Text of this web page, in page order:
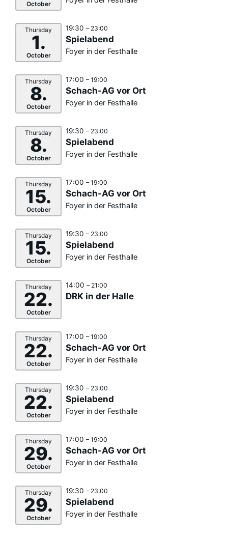
October
Thursday
1.
October
19:30 – 23:00
Spielabend
Foyer in der Festhalle
Thursday
8.
October
17:00 – 19:00
Schach-AG vor Ort
Foyer in der Festhalle
Thursday
8.
October
19:30 – 23:00
Spielabend
Foyer in der Festhalle
Thursday
15.
October
17:00 – 19:00
Schach-AG vor Ort
Foyer in der Festhalle
Thursday
15.
October
19:30 – 23:00
Spielabend
Foyer in der Festhalle
Thursday
22.
October
14:00 – 21:00
DRK in der Halle
Thursday
22.
October
17:00 – 19:00
Schach-AG vor Ort
Foyer in der Festhalle
Thursday
22.
October
19:30 – 23:00
Spielabend
Foyer in der Festhalle
Thursday
29.
October
17:00 – 19:00
Schach-AG vor Ort
Foyer in der Festhalle
Thursday
29.
October
19:30 – 23:00
Spielabend
Foyer in der Festhalle